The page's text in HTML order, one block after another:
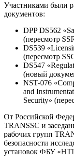
Участниками были
документов:
DPP DS562
(пересмотр
DS539
(пересмотр
DS547
(новый
NST-076
and
Security»
От Российской
TRANSSC и
рабочих групп
безопасности
установок ФБУ